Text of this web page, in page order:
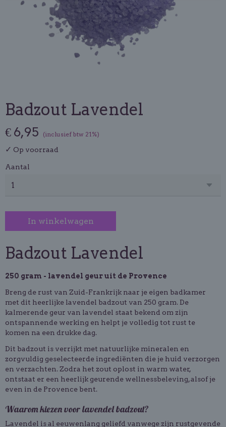
Badzout Lavendel
€ 6,95 (inclusief btw 21%)
✓ Op voorraad
Aantal
In winkelwagen
Badzout Lavendel
250 gram - lavendel geur uit de Provence
Breng de rust van Zuid-Frankrijk naar je eigen badkamer
met dit heerlijke lavendel badzout van 250 gram. De
kalmerende geur van lavendel staat bekend om zijn
ontspannende werking en helpt je volledig tot rust te
komen na een drukke dag.
Dit badzout is verrijkt met natuurlijke mineralen en
zorgvuldig geselecteerde ingrediënten die je huid verzorgen
en verzachten. Zodra het zout oplost in warm water,
ontstaat er een heerlijk geurende wellnessbeleving, alsof je
even in de Provence bent.
Waarom kiezen voor lavendel badzout?
Lavendel is al eeuwenlang geliefd vanwege zijn rustgevende